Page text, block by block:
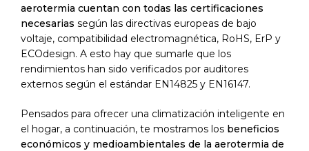
aerotermia cuentan con todas las certificaciones
necesarias según las directivas europeas de bajo
voltaje, compatibilidad electromagnética, RoHS, ErP y
ECOdesign. A esto hay que sumarle que los
rendimientos han sido verificados por auditores
externos según el estándar EN14825 y EN16147.
Pensados para ofrecer una climatización inteligente en
el hogar, a continuación, te mostramos los beneficios
económicos y medioambientales de la aerotermia de